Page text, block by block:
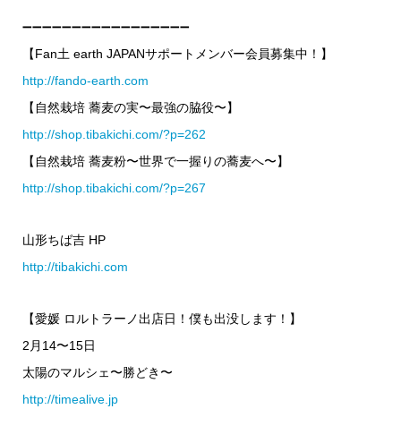
➖➖➖➖➖➖➖➖➖➖➖➖➖➖➖➖➖
【Fan土 earth JAPANサポートメンバー会員募集中！】
http://fando-earth.com
【自然栽培 蕎麦の実〜最強の脇役〜】
http://shop.tibakichi.com/?p=262
【自然栽培 蕎麦粉〜世界で一握りの蕎麦へ〜】
http://shop.tibakichi.com/?p=267
山形ちば吉 HP
http://tibakichi.com
【愛媛 ロルトラーノ出店日！僕も出没します！】
2月14〜15日
太陽のマルシェ〜勝どき〜
http://timealive.jp